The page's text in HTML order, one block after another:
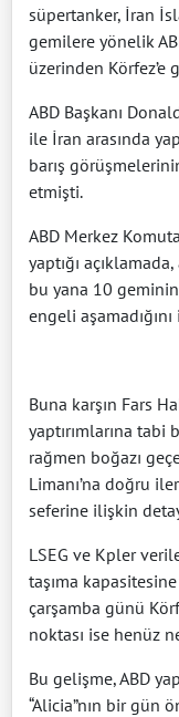
süpertanker, İran
gemilere yönelik
üzerinden Körfez’e
ABD Başkanı
ile İran arasında
barış
etmişti.
ABD Merkez
yaptığı
bu yana 10
engeli
Buna karşın Fars
yaptırımlarına
rağmen boğazı
Limanı’na doğru
seferine ilişkin
LSEG ve Kpler
taşıma
çarşamba günü
noktası ise henüz
Bu gelişme, ABD
“Alicia”nın bir gün